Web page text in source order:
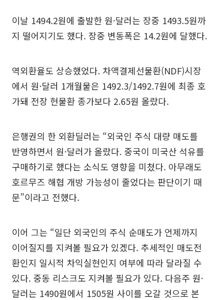
이날 1494.2원에 출발한 원·달러는 장중 1493.5원까
지 떨어지기도 했다. 장중 변동폭은 14.2원에 달했다.
역외환율도 상승했었다. 차액결제선물환(NDF)시장
에서 원·달러 1개월물은 1492.3/1492.7원에 최종 호
가돼 전장 현물환 종가보다 2.65원 올랐다.
은행권의 한 외환딜러는 “외국인 주식 대량 매도를
반영하면서 원·달러가 올랐다. 중국이 미국산 석유를
구매하기로 했다는 소식도 영향을 미쳤다. 아무래도
호르무즈 해협 개방 가능성이 줄었다는 판단이기 때
문”이라고 전했다.
이어 그는 “일단 외국인의 주식 순매도가 언제까지
이어질지를 지켜볼 필요가 있겠다. 추세적인 매도전
환인지 일시적 차익실현인지 여부에 따라 달라질 수
있다. 중동 리스크도 지켜볼 필요가 있다. 다음주 원·
달러는 1490원에서 1505원 사이를 오갈 것으로 본